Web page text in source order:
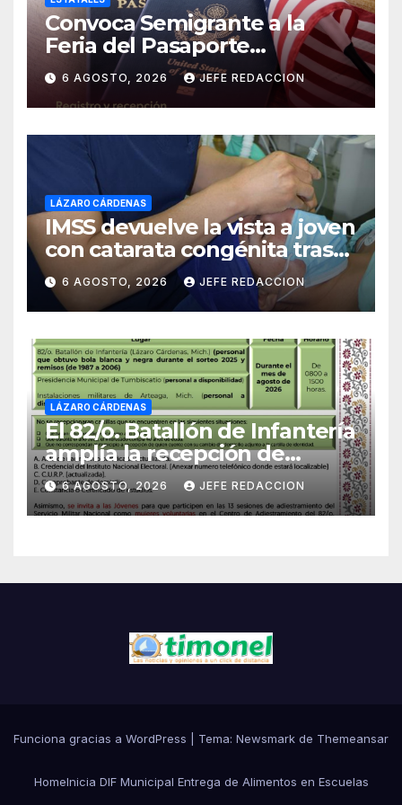
Convoca Semigrante a la
Feria del Pasaporte
Estadounidense 2026
6 AGOSTO, 2026 JEFE REDACCION
LÁZARO CÁRDENAS
IMSS devuelve la vista a joven
con catarata congénita tras
23 años de limitación visual
6 AGOSTO, 2026 JEFE REDACCION
LÁZARO CÁRDENAS
El 82/o. Batallón de Infantería
amplía la recepción de
documentos para obtener La
Catilla del Servicio Militar
Nacional
6 AGOSTO, 2026 JEFE REDACCION
Funciona gracias a WordPress Tema: Newsmark de Themeansar
HomeInicia DIF Municipal Entrega de Alimentos en Escuelas